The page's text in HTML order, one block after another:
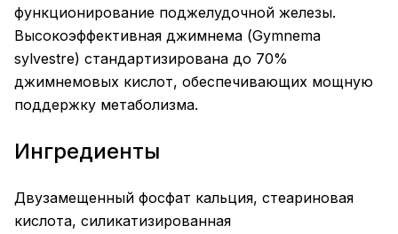
функционирование поджелудочной железы.
Высокоэффективная джимнема (Gymnema
sylvestre) стандартизирована до 70%
джимнемовых кислот, обеспечивающих мощную
поддержку метаболизма.
Ингредиенты
Двузамещенный фосфат кальция, стеариновая
кислота, силикатизированная